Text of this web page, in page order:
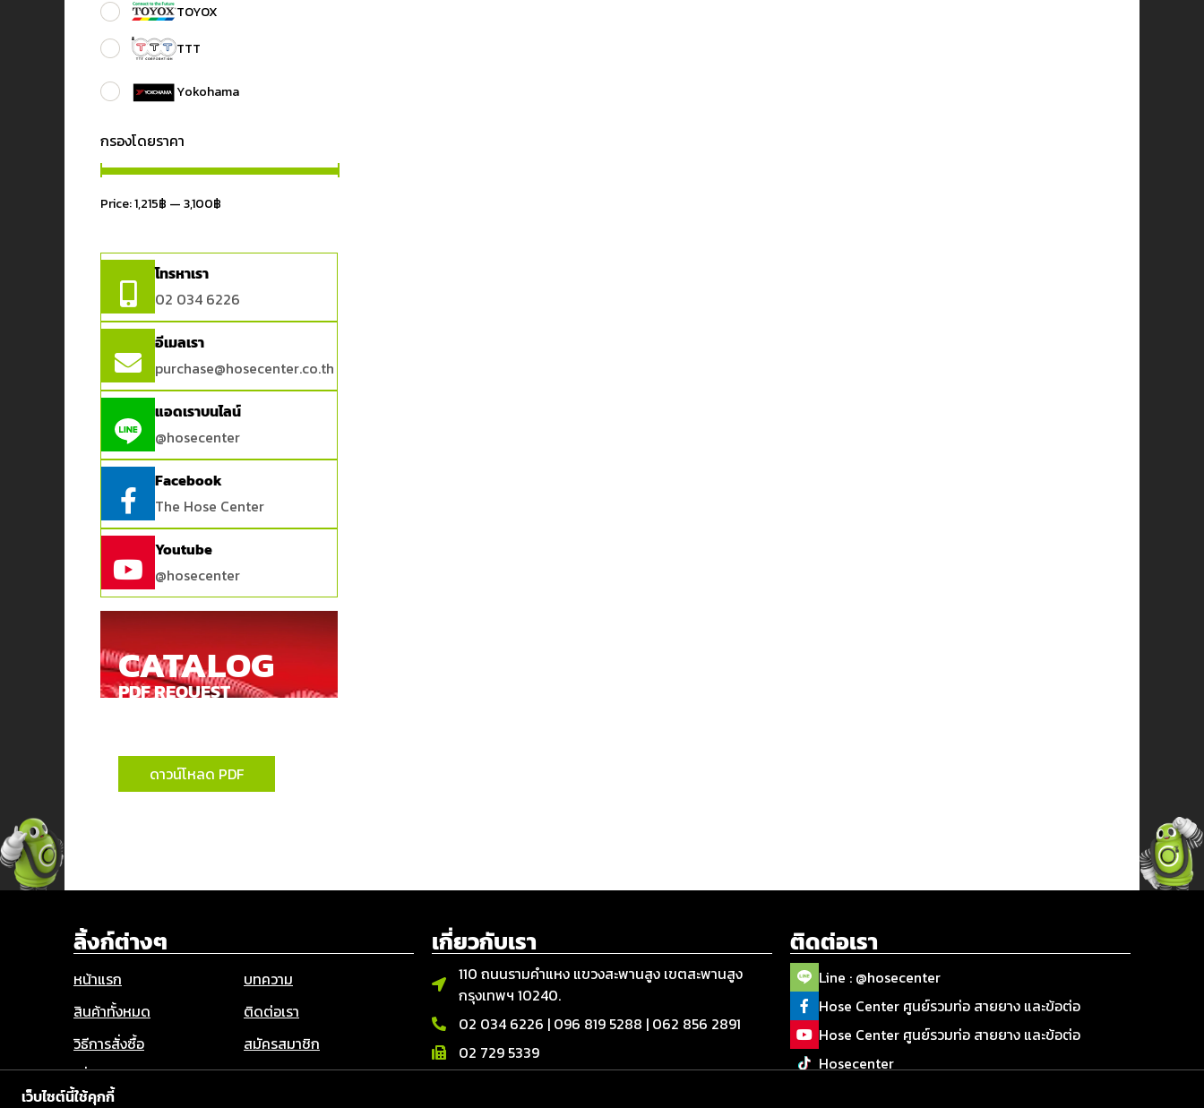
TOYOX
TTT
Yokohama
กรองโดยราคา
Price:1,215฿ —3,100฿
โทรหาเรา
02 034 6226
อีเมลเรา
purchase@hosecenter.co.th
แอดเราบนไลน์
@hosecenter
Facebook
The Hose Center
Youtube
@hosecenter
CATALOG
PDF REQUEST
ดาวน์โหลด PDF
ลิ้งก์ต่างๆ
หน้าแรก
บทความ
สินค้าทั้งหมด
ติดต่อเรา
วิธีการสั่งซื้อ
สมัครสมาชิก
เกี่ยวกับเรา
Privacy Policy
เกี่ยวกับเรา
110 ถนนรามคำแหง แขวงสะพานสูง เขตสะพานสูง
กรุงเทพฯ 10240.
02 034 6226 | 096 819 5288 | 062 856 2891
02 729 5339
ติดต่อเรา
Line : @hosecenter
Hose Center ศูนย์รวมท่อ สายยาง และข้อต่อ
Hose Center ศูนย์รวมท่อ สายยาง และข้อต่อ
Hosecenter
เว็บไซต์นี้ใช้คุกกี้